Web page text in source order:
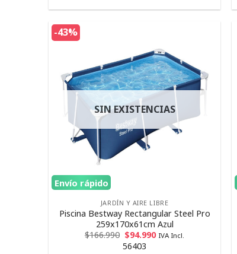
-43%
Envío rápido
SIN EXISTENCIAS
JARDÍN Y AIRE LIBRE
Piscina Bestway Rectangular Steel Pro
259x170x61cm Azul
$166.990 $94.990 IVA Incl.
56403